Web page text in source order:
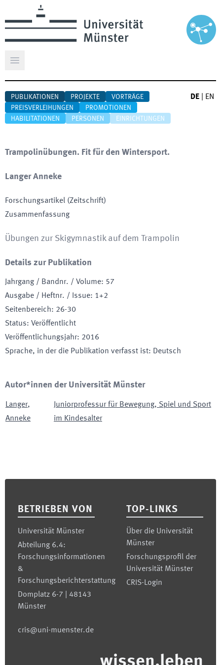
Hauptmenü öffnen
PUBLIKATIONEN PROJEKTE
VORTRÄGE
PREISVERLEIHUNGEN
PROMOTIONEN
HABILITATIONEN
PERSONEN EINRICHTUNGEN
DE EN
Trampolinübungen. Fit für den Wintersport.
Langer Anneke
Forschungsartikel (Zeitschrift)
Zusammenfassung
Übungen zur Skigymnastik auf dem Trampolin
Details zur Publikation
Jahrgang / Bandnr. / Volume: 57
Ausgabe / Heftnr. / Issue: 1+2
Seitenbereich: 26-30
Status: Veröffentlicht
Veröffentlichungsjahr: 2016
Sprache, in der die Publikation verfasst ist: Deutsch
Autor*innen der Universität Münster
Langer,
Anneke
Juniorprofessur für Bewegung, Spiel und Sport
im Kindesalter
BETRIEBEN VON
Universität Münster
Abteilung 6.4:
Forschungsinformationen
&
Forschungsberichterstattung
Domplatz 6-7 | 48143
Münster
cris@uni-muenster.de
TOP-LINKS
Über die Universität
Münster
Forschungsprofil der
Universität Münster
CRIS-Login